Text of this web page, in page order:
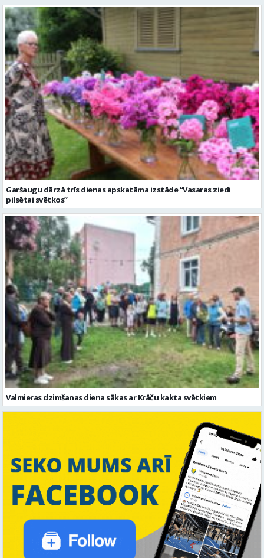
Garšaugu dārzā trīs dienas apskatāma izstāde “Vasaras ziedi
pilsētai svētkos”
Valmieras dzimšanas diena sākas ar Krāču kakta svētkiem